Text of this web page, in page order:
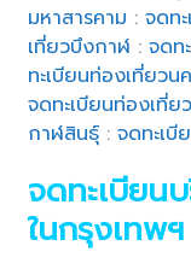
มหาสารคาม :จดท
เที่ยวบึงกาฬ :จดท
ทะเบียนท่องเที่ยวน
จดทะเบียนท่องเที่
กาฬสินธุ์ :จดทะเบี
จดทะเบียน
ในกรุงเทพฯ